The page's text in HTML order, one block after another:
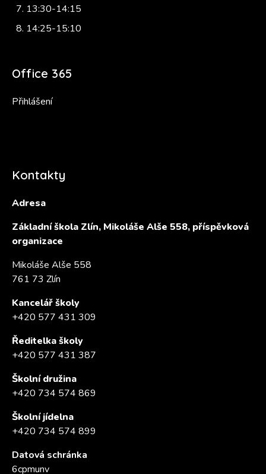
13:30-14:15
14:25-15:10
Office 365
Přihlášení
Kontakty
Adresa
Základní škola Zlín, Mikoláše Alše 558, příspěvková
organizace
Mikoláše Alše 558
761 73 Zlín
Kancelář školy
+420 577 431 309
Ředitelka školy
+420 577 431 387
Školní družina
+420 734 574 869
Školní jídelna
+420 734 574 899
Datová schránka
6cpmunv